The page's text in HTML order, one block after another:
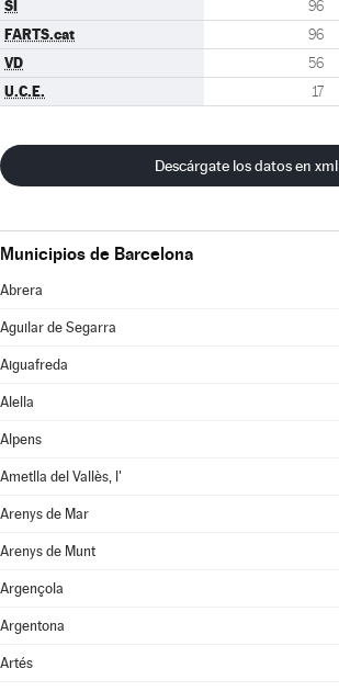
SI 96
FARTS.cat 96
VD 56
U.C.E. 17
Descárgate los datos en xml
Municipios de Barcelona
Abrera
Aguilar de Segarra
Aiguafreda
Alella
Alpens
Ametlla del Vallès, l'
Arenys de Mar
Arenys de Munt
Argençola
Argentona
Artés